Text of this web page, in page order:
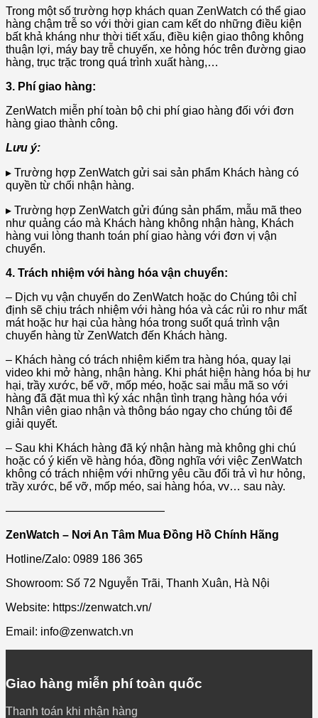
Trong một số trường hợp khách quan ZenWatch có thể giao
hàng chậm trễ so với thời gian cam kết do những điều kiện
bất khả kháng như thời tiết xấu, điều kiện giao thông không
thuận lợi, máy bay trễ chuyến, xe hỏng hóc trên đường giao
hàng, trục trặc trong quá trình xuất hàng,…
3. Phí giao hàng:
ZenWatch miễn phí toàn bộ chi phí giao hàng đối với đơn
hàng giao thành công.
Lưu ý:
▸ Trường hợp ZenWatch gửi sai sản phẩm Khách hàng có
quyền từ chối nhận hàng.
▸ Trường hợp ZenWatch gửi đúng sản phẩm, mẫu mã theo
như quảng cáo mà Khách hàng không nhận hàng, Khách
hàng vui lòng thanh toán phí giao hàng với đơn vị vận
chuyển.
4. Trách nhiệm với hàng hóa vận chuyển:
– Dịch vụ vận chuyển do ZenWatch hoặc do Chúng tôi chỉ
định sẽ chịu trách nhiệm với hàng hóa và các rủi ro như mất
mát hoặc hư hại của hàng hóa trong suốt quá trình vận
chuyển hàng từ ZenWatch đến Khách hàng.
– Khách hàng có trách nhiệm kiểm tra hàng hóa, quay lại
video khi mở hàng, nhận hàng. Khi phát hiện hàng hóa bị hư
hại, trầy xước, bể vỡ, mốp méo, hoặc sai mẫu mã so với
hàng đã đặt mua thì ký xác nhận tình trạng hàng hóa với
Nhân viên giao nhận và thông báo ngay cho chúng tôi để
giải quyết.
– Sau khi Khách hàng đã ký nhận hàng mà không ghi chú
hoặc có ý kiến về hàng hóa, đồng nghĩa với việc ZenWatch
không có trách nhiệm với những yêu cầu đổi trả vì hư hỏng,
trầy xước, bể vỡ, mốp méo, sai hàng hóa, vv… sau này.
——————————————
ZenWatch – Nơi An Tâm Mua Đồng Hồ Chính Hãng
Hotline/Zalo: 0989 186 365
Showroom: Số 72 Nguyễn Trãi, Thanh Xuân, Hà Nội
Website: https://zenwatch.vn/
Email: info@zenwatch.vn
Giao hàng miễn phí toàn quốc
Thanh toán khi nhận hàng